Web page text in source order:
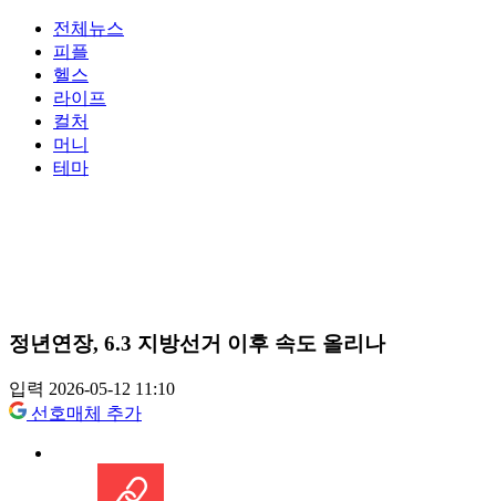
전체뉴스
피플
헬스
라이프
컬처
머니
테마
정년연장, 6.3 지방선거 이후 속도 올리나
입력 2026-05-12 11:10
선호매체 추가